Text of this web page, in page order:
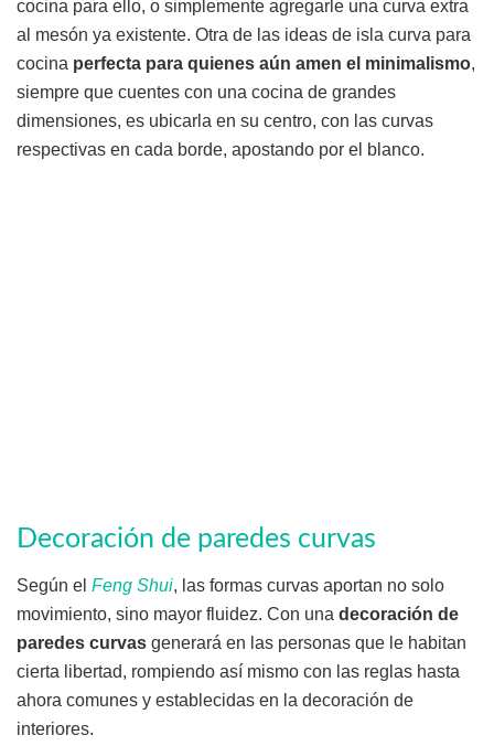
cocina para ello, o simplemente agregarle una curva extra
al mesón ya existente. Otra de las ideas de isla curva para
cocina perfecta para quienes aún amen el minimalismo,
siempre que cuentes con una cocina de grandes
dimensiones, es ubicarla en su centro, con las curvas
respectivas en cada borde, apostando por el blanco.
Decoración de paredes curvas
Según el Feng Shui, las formas curvas aportan no solo
movimiento, sino mayor fluidez. Con una decoración de
paredes curvas generará en las personas que le habitan
cierta libertad, rompiendo así mismo con las reglas hasta
ahora comunes y establecidas en la decoración de
interiores.